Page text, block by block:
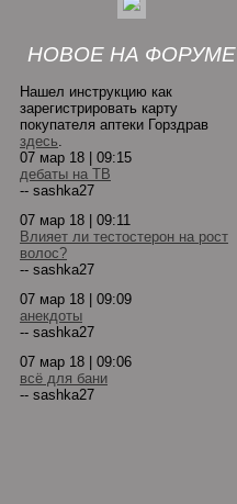
НОВОЕ НА ФОРУМЕ
Нашел инструкцию как
зарегистрировать карту
покупателя аптеки Горздрав
здесь.
07 мар 18 | 09:15
дебаты на ТВ
-- sashka27
07 мар 18 | 09:11
Влияет ли тестостерон на рост
волос?
-- sashka27
07 мар 18 | 09:09
анекдоты
-- sashka27
07 мар 18 | 09:06
всё для бани
-- sashka27